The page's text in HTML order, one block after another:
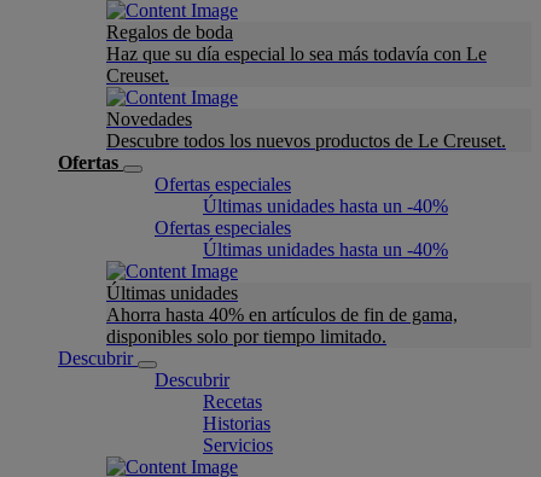
Regalos de boda
Haz que su día especial lo sea más todavía con Le
Creuset.
Novedades
Descubre todos los nuevos productos de Le Creuset.
Ofertas
Ofertas especiales
Últimas unidades hasta un -40%
Ofertas especiales
Últimas unidades hasta un -40%
Últimas unidades
Ahorra hasta 40% en artículos de fin de gama,
disponibles solo por tiempo limitado.
Descubrir
Descubrir
Recetas
Historias
Servicios